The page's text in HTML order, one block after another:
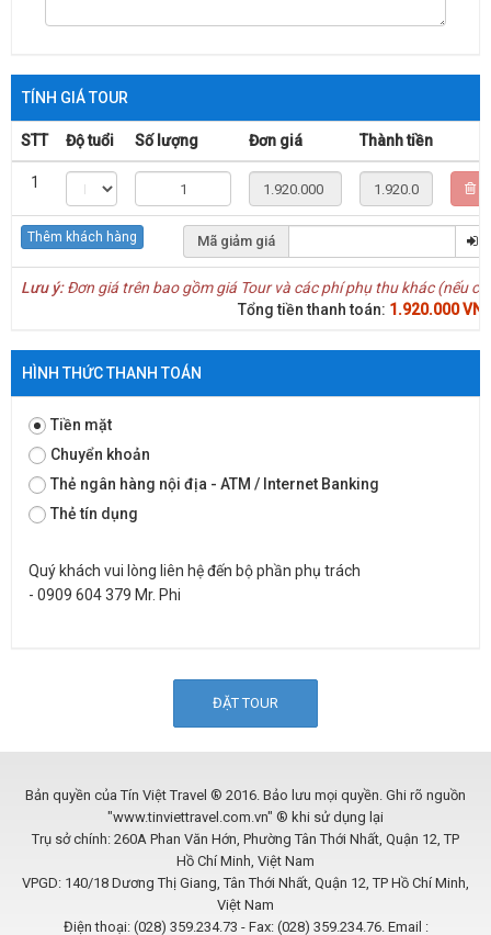
TÍNH GIÁ TOUR
STT Độ tuổi Số lượng Đơn giá Thành tiền
1
Thêm khách hàng Mã giảm giá
Lưu ý:Đơn giá trên bao gồm giá Tour và các phí phụ thu khác (nếu
Tổng tiền thanh toán: 1.920.000
HÌNH THỨC THANH TOÁN
Tiền mặt
Chuyển khoản
Thẻ ngân hàng nội địa - ATM / Internet Banking
Thẻ tín dụng
Quý khách vui lòng liên hệ đến bộ phần phụ trách
- 0909 604 379 Mr. Phi
Bản quyền của Tín Việt Travel ® 2016. Bảo lưu mọi quyền. Ghi rõ nguồn
"www.tinviettravel.com.vn" ® khi sử dụng lại
Trụ sở chính: 260A Phan Văn Hớn, Phường Tân Thới Nhất, Quận 12, TP
Hồ Chí Minh, Việt Nam
VPGD: 140/18 Dương Thị Giang, Tân Thới Nhất, Quận 12, TP Hồ Chí Minh,
Việt Nam
Điện thoại: (028) 359.234.73 - Fax: (028) 359.234.76. Email :